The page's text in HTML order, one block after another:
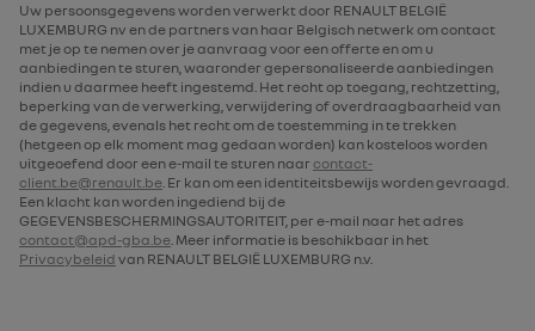
Uw persoonsgegevens worden verwerkt door RENAULT BELGIË
LUXEMBURG nv en de partners van haar Belgisch netwerk om contact
met je op te nemen over je aanvraag voor een offerte en om u
aanbiedingen te sturen, waaronder gepersonaliseerde aanbiedingen
indien u daarmee heeft ingestemd. Het recht op toegang, rechtzetting,
beperking van de verwerking, verwijdering of overdraagbaarheid van
de gegevens, evenals het recht om de toestemming in te trekken
(hetgeen op elk moment mag gedaan worden) kan kosteloos worden
uitgeoefend door een e-mail te sturen naar contact-
client.be@renault.be. Er kan om een identiteitsbewijs worden gevraagd.
Een klacht kan worden ingediend bij de
GEGEVENSBESCHERMINGSAUTORITEIT, per e-mail naar het adres
contact@apd-gba.be. Meer informatie is beschikbaar in het
Privacybeleid van RENAULT BELGIË LUXEMBURG n.v.